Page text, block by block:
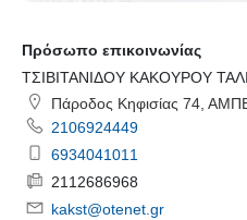
Πρόσωπο επικοινωνίας
ΤΣΙΒΙΤΑΝΙΔΟΥ ΚΑΚΟΥΡΟΥ
Πάροδος Κηφισίας 74,
2106924449
6934041011
2112686968
kakst@otenet.gr